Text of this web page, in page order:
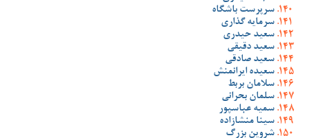
سرپرست باشگاه
سرمایه گذاری
سعید حیدری
سعید دقیقی
سعید صادقی
سعیده ایرانمنش
سلامان بربط
سلمان بحرانی
سمیه عباسپور
سینا منشازاده
شروین بزرگ